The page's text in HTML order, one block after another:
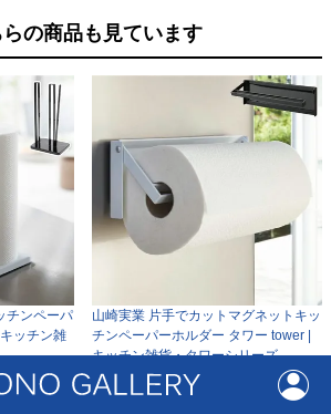
の商品も見ています
チンペーパ
ッチン雑
山崎実業 片手でカットマグネットキッ
チンペーパーホルダー タワー tower |
キッチン雑貨・タワーシリーズ
¥2,860 (税込)